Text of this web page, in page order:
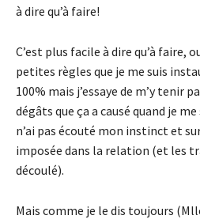
à dire qu’à faire!
C’est plus facile à dire qu’à faire,
petites règles que je me suis
100% mais j’essaye de m’y tenir
dégâts que ça a causé quand je
n’ai pas écouté mon instinct et
imposée dans la relation (et les
découlé).
Mais comme je le dis toujours